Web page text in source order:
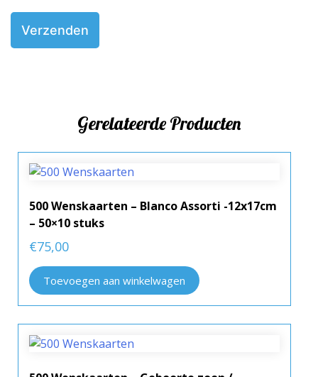
Gerelateerde Producten
500 Wenskaarten – Blanco Assorti -12x17cm
– 50×10 stuks
€75,00
Toevoegen aan winkelwagen